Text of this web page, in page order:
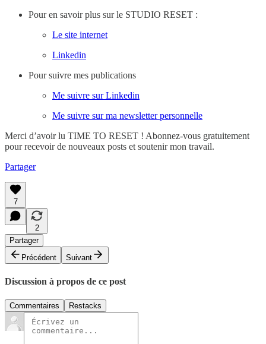
Pour en savoir plus sur le STUDIO RESET :
Le site internet
Linkedin
Pour suivre mes publications
Me suivre sur Linkedin
Me suivre sur ma newsletter personnelle
Merci d’avoir lu TIME TO RESET ! Abonnez-vous gratuitement
pour recevoir de nouveaux posts et soutenir mon travail.
Partager
7
2
Partager
Précédent
Suivant
Discussion à propos de ce post
Commentaires Restacks